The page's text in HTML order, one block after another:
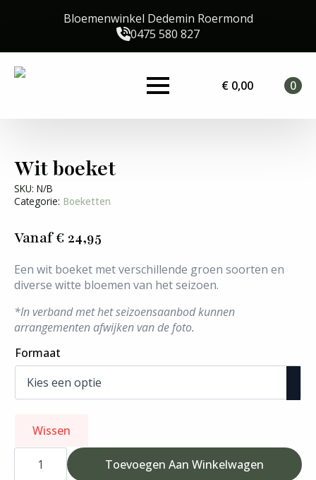
Bloemenwinkel Dedemin Roermond
0475 580 827
€0,00 0
Wit boeket
SKU: N/B
Categorie: Boeketten
Vanaf€ 24,95
Een wit boeket met verschillende groen soorten en
diverse witte bloemen van het seizoen.
*In verband met het seizoensaanbod kunnen
arrangementen afwijken van de foto.
Formaat
Wissen
Wit
boeket Toevoegen Aan Winkelwagen